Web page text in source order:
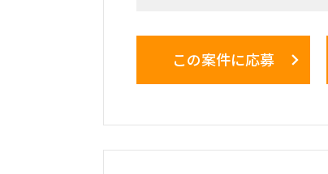
「全社戦略・中期経営計画の
く、正解がない難易度の高い
・市場環境分析、潜在市場規
・M&A・アライアンス戦略の
この案件に応募